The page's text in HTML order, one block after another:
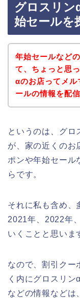
グロスリン
始セールを
年始セールなど
て、ちょっと思
αのお店ってメル
ールの情報を配
というのは、グロ
が、家の近くのお
ポンや年始セール
らです。
それに私も含め、
2021年、2022年
いくことと思いま
なので、割引クー
く内にグロスリ
などの情報などは